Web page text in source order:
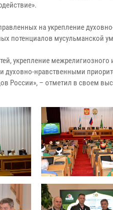
на укрепление
потенциалов мусульманской
укрепление
нравственными
России», – отметил в своем